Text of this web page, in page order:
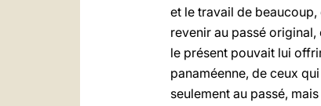
et le travail de beaucoup,
revenir au passé original,
le présent pouvait lui
panaméenne, de ceux
seulement au passé,